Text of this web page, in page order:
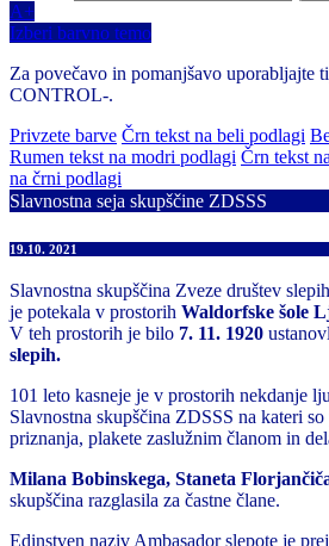
A+
Izberi barvno temo
Za povečavo in pomanjšavo
CONTROL-.
Privzete barve Črn tekst na beli podlagi
Rumen tekst na modri podlagi Črn tekst
na črni podlagi
Slavnostna seja skupščine ZDSSS
19.10. 2021
Slavnostna skupščina Zveze društev
je potekala v prostorih Waldorfske šole
V teh prostorih je bilo 7. 11. 1920
slepih.
101 leto kasneje je v prostorih nekdanje
Slavnostna skupščina ZDSSS na kateri
priznanja, plakete zaslužnim članom in
Milana Bobinskega, Staneta
skupščina razglasila za častne člane.
Edinstven naziv Ambasador slepote je